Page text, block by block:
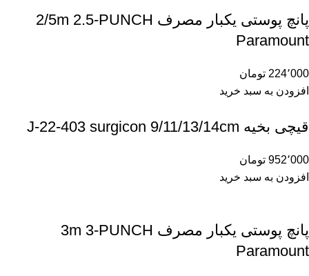
پانچ پوستی یکبار مصرف 2/5m 2.5-PUNCH
Paramount
224٬000 تومان
افزودن به سبد خرید
قیچی بخیه J-22-403 surgicon 9/11/13/14cm
952٬000 تومان
افزودن به سبد خرید
پانچ پوستی یکبار مصرف 3m 3-PUNCH
Paramount